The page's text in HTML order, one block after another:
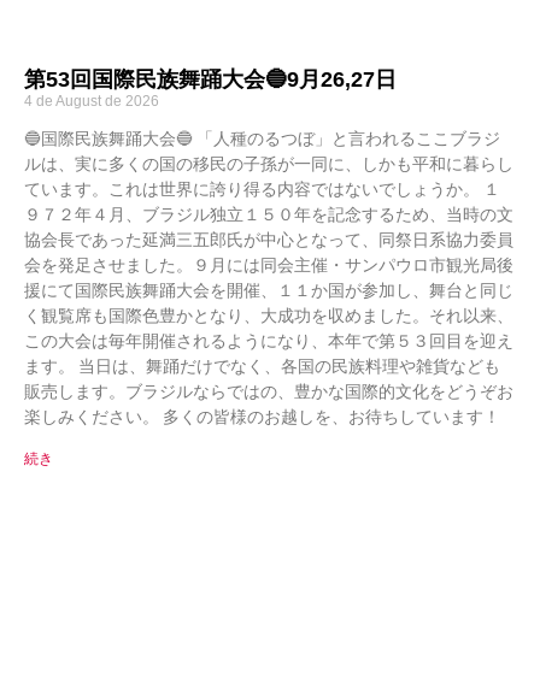
第53回国際民族舞踊大会🔵9月26,27日
4 de August de 2026
🔵国際民族舞踊大会🔵 「人種のるつぼ」と言われるここブラジ
ルは、実に多くの国の移民の子孫が一同に、しかも平和に暮らし
ています。これは世界に誇り得る内容ではないでしょうか。 １
９７２年４月、ブラジル独立１５０年を記念するため、当時の文
協会長であった延満三五郎氏が中心となって、同祭日系協力委員
会を発足させました。９月には同会主催・サンパウロ市観光局後
援にて国際民族舞踊大会を開催、１１か国が参加し、舞台と同じ
く観覧席も国際色豊かとなり、大成功を収めました。それ以来、
この大会は毎年開催されるようになり、本年で第５３回目を迎え
ます。 当日は、舞踊だけでなく、各国の民族料理や雑貨なども
販売します。ブラジルならではの、豊かな国際的文化をどうぞお
楽しみください。 多くの皆様のお越しを、お待ちしています！
続き